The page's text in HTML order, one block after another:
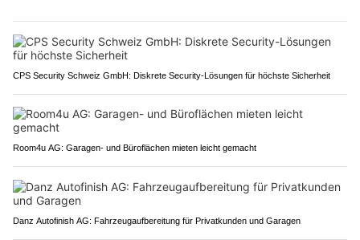
CPS Security Schweiz GmbH: Diskrete Security-Lösungen für höchste Sicherheit
Room4u AG: Garagen- und Büroflächen mieten leicht gemacht
Danz Autofinish AG: Fahrzeugaufbereitung für Privatkunden und Garagen